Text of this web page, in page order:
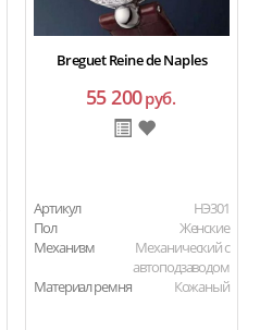
Breguet Reine de Naples
55 200руб.
Артикул
HЭ301
Пол
Женские
Механизм
Механический с
автоподзаводом
Материал ремня
Кожаный